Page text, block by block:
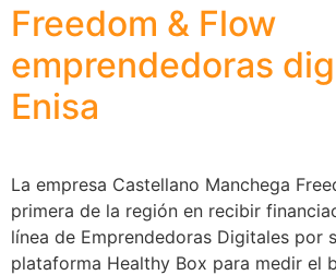
Freedom & Flow
emprendedoras
Enisa
La empresa Castellano Manchega
primera de la región en recibir
línea de Emprendedoras Digitales por
plataforma Healthy Box para medir el